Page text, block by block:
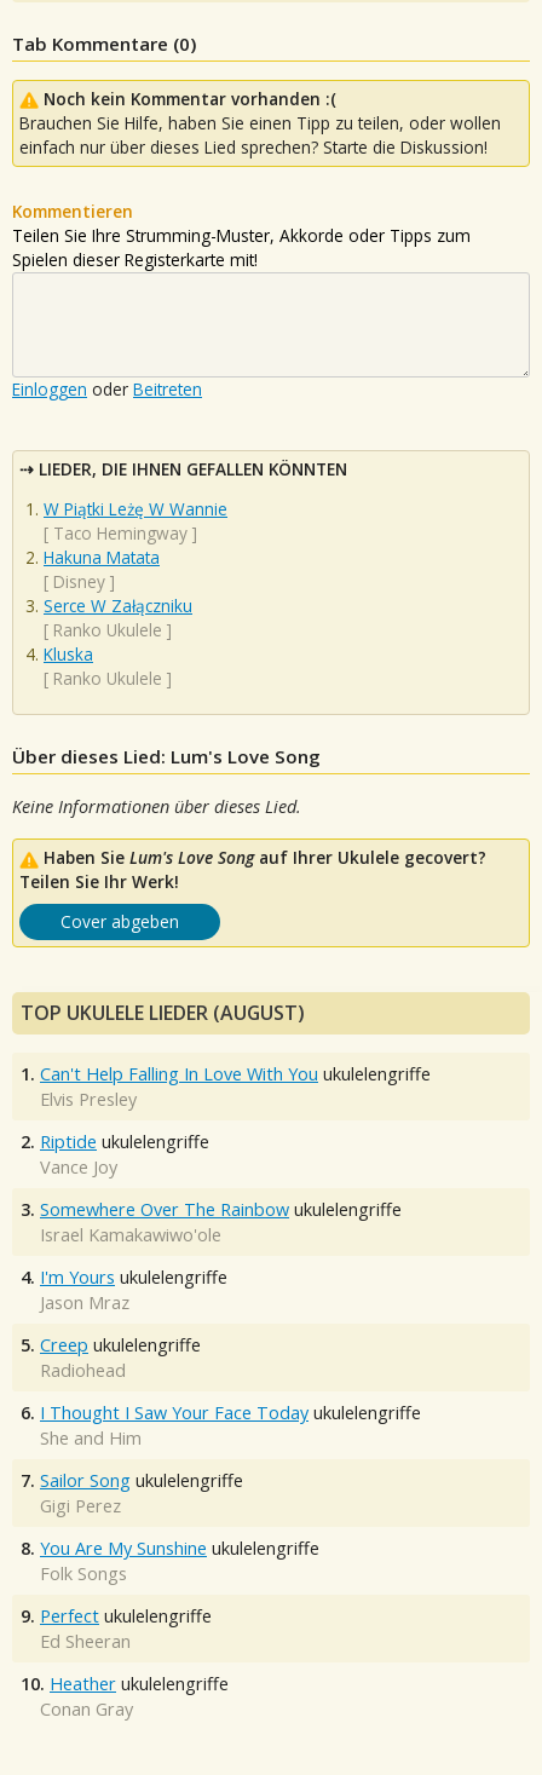
Tab Kommentare (0)
Noch kein Kommentar vorhanden :(
Brauchen Sie Hilfe, haben Sie einen Tipp zu teilen, oder wollen
einfach nur über dieses Lied sprechen? Starte die Diskussion!
Kommentieren
Teilen Sie Ihre Strumming-Muster, Akkorde oder Tipps zum
Spielen dieser Registerkarte mit!
Einloggen oder Beitreten
LIEDER, DIE IHNEN GEFALLEN KÖNNTEN
W Piątki Leżę W Wannie
[ Taco Hemingway ]
Hakuna Matata
[ Disney ]
Serce W Załączniku
[ Ranko Ukulele ]
Kluska
[ Ranko Ukulele ]
Über dieses Lied: Lum's Love Song
Keine Informationen über dieses Lied.
Haben Sie Lum's Love Songauf Ihrer Ukulele gecovert?
Teilen Sie Ihr Werk!
Cover abgeben
TOP UKULELE LIEDER (AUGUST)
1. Can't Help Falling In Love With You ukulelengriffe
Elvis Presley
2. Riptide ukulelengriffe
Vance Joy
3. Somewhere Over The Rainbow ukulelengriffe
Israel Kamakawiwo'ole
4. I'm Yours ukulelengriffe
Jason Mraz
5. Creep ukulelengriffe
Radiohead
6. I Thought I Saw Your Face Today ukulelengriffe
She and Him
7. Sailor Song ukulelengriffe
Gigi Perez
8. You Are My Sunshine ukulelengriffe
Folk Songs
9. Perfect ukulelengriffe
Ed Sheeran
10. Heather ukulelengriffe
Conan Gray